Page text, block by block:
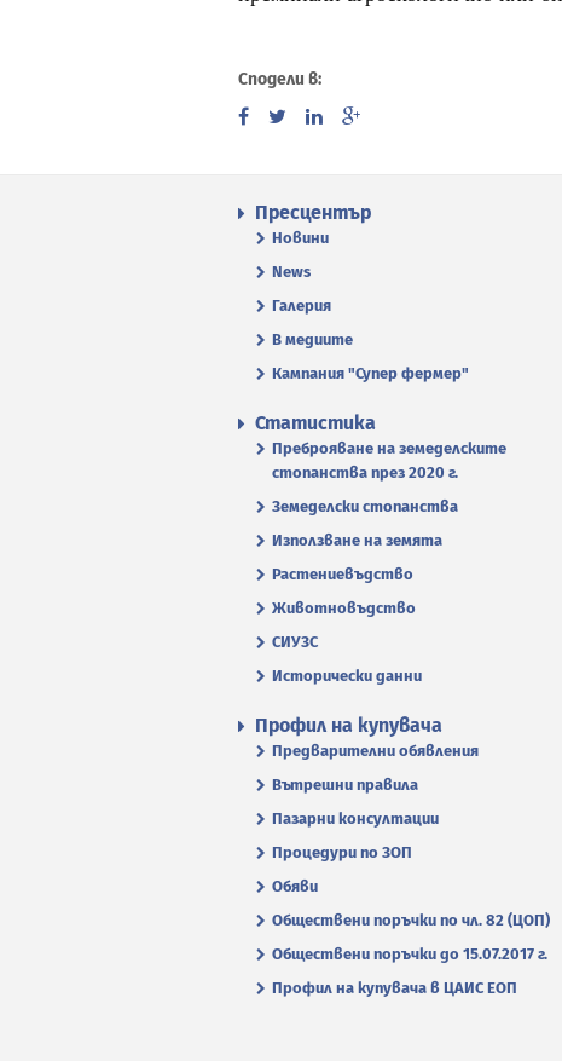
Сподели в:
Пресцентър
Новини
News
Галерия
В медиите
Кампания "Супер фермер"
Статистика
Преброяване на земеделските
стопанства през 2020 г.
Земеделски стопанства
Използване на земята
Растениевъдство
Животновъдство
СИУЗС
Исторически данни
Профил на купувача
Предварителни обявления
Вътрешни правила
Пазарни консултации
Процедури по ЗОП
Обяви
Обществени поръчки по чл. 82 (ЦОП)
Обществени поръчки до 15.07.2017 г.
Профил на купувача в ЦАИС ЕОП